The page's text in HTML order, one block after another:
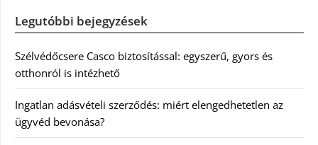
Legutóbbi bejegyzések
Szélvédőcsere Casco biztosítással: egyszerű, gyors és
otthonról is intézhető
Ingatlan adásvételi szerződés: miért elengedhetetlen az
ügyvéd bevonása?